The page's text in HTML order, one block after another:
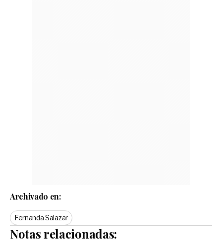
Archivado en:
Fernanda Salazar
Notas relacionadas: